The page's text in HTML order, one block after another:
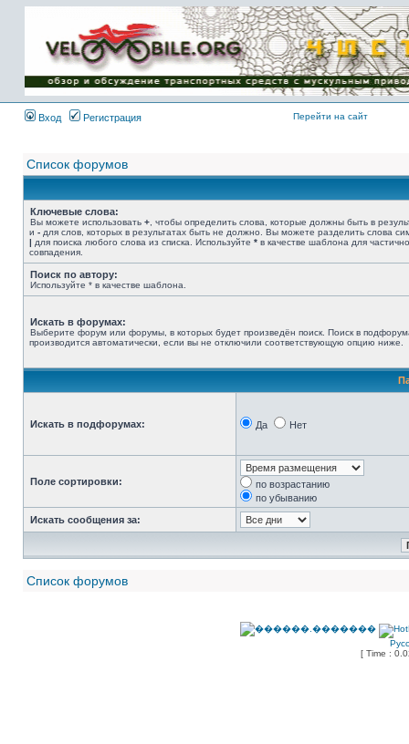
Имя пользователя:
Пароль:
{ LOG_ME_IN_SHORT
}
Вход
Регистрация Перейти на сайт
Список форумов
Ключевые слова:
Вы можете использовать + , чтобы определить слова, которые должны быть в
и - для слов, которых в результатах быть не должно. Вы можете разделить слова
| для поиска любого слова из списка. Используйте * в качестве шаблона для
совпадения.
Поиск по автору:
Используйте * в качестве шаблона.
Искать в форумах:
Выберите форум или форумы, в которых будет произведён поиск. Поиск в
производится автоматически, если вы не отключили соответствующую опцию ниже.
Искать в подфорумах: Да Нет
Поле сортировки:
по возрастанию
по убыванию
Искать сообщения за:
Список форумов
[ Time :